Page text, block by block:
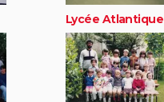
Lycée Atlantique